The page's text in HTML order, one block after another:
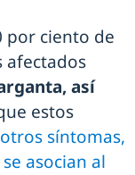
por ciento de
afectados
así
estos
síntomas,
asocian al